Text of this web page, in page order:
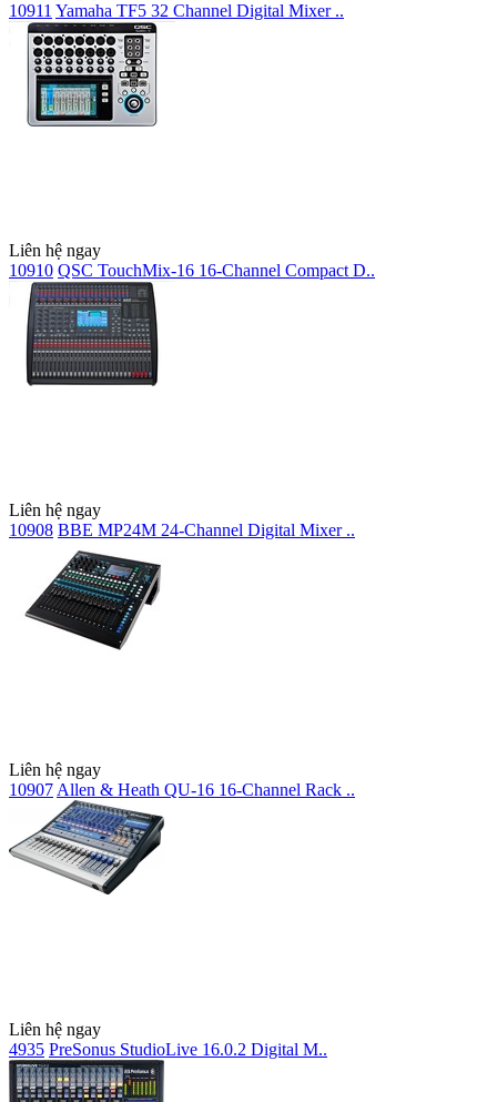
10911 Yamaha TF5 32 Channel Digital Mixer ..
Liên hệ ngay
10910 QSC TouchMix-16 16-Channel Compact D..
Liên hệ ngay
10908 BBE MP24M 24-Channel Digital Mixer ..
Liên hệ ngay
10907 Allen & Heath QU-16 16-Channel Rack ..
Liên hệ ngay
4935 PreSonus StudioLive 16.0.2 Digital M..